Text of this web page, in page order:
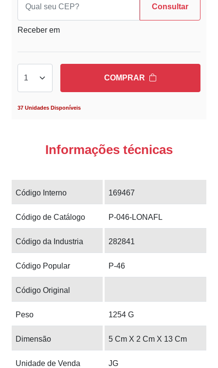
Consultar
Receber em
COMPRAR
37 Unidades Disponíveis
Informações técnicas
Código Interno 169467
Código de Catálogo P-046-LONAFL
Código da Industria 282841
Código Popular P-46
Código Original
Peso 1254 G
Dimensão 5 Cm X 2 Cm X 13 Cm
Unidade de Venda JG